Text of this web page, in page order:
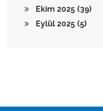
Ekim 2025 (39)
Eylül 2025 (5)